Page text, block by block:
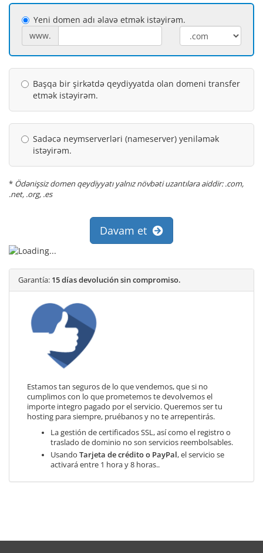
Yeni domen adı əlavə etmək istəyirəm.
www.
Başqa bir şirkətdə qeydiyyatda olan domeni transfer
etmək istəyirəm.
Sadəcə neymserverləri (nameserver) yeniləmək
istəyirəm.
* Ödənişsiz domen qeydiyyatı yalnız növbəti uzantılara aiddir: .com,
.net, .org, .es
Davam et
Garantía: 15 días devolución sin compromiso.
Estamos tan seguros de lo que vendemos, que si no
cumplimos con lo que prometemos te devolvemos el
importe integro pagado por el servicio. Queremos ser tu
hosting para siempre, pruébanos y no te arrepentirás.
La gestión de certificados SSL, así como el registro o
traslado de dominio no son servicios reembolsables.
Usando Tarjeta de crédito o PayPal, el servicio se
activará entre 1 hora y 8 horas..